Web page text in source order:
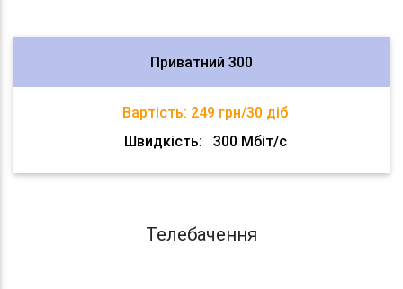
Приватний 300
Вартість: 249 грн/30 діб
Швидкість:
300 Мбіт/с
Телебачення